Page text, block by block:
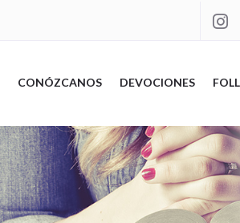

CONÓZCANOS DEVOCIONES